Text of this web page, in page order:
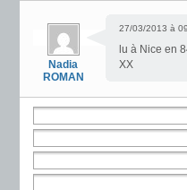
Nadia
ROMAN
27/03/2013 à
lu à Nice en
XX